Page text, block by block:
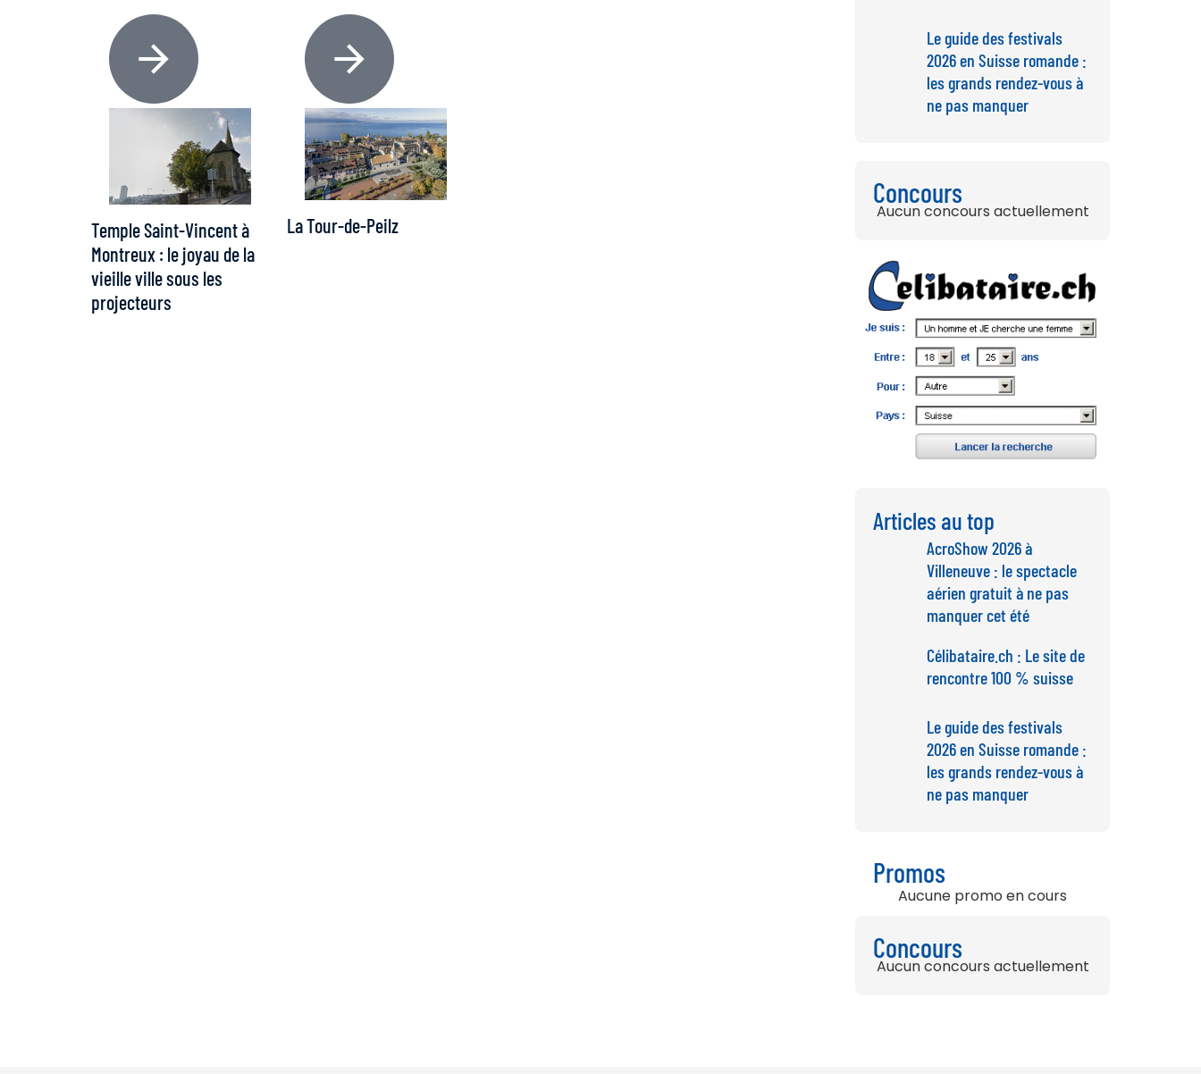
Temple Saint-Vincent à
Montreux : le joyau de la
vieille ville sous les
projecteurs
La Tour-de-Peilz
Le guide des festivals
2026 en Suisse romande :
les grands rendez-vous à
ne pas manquer
Concours
Aucun concours actuellement
Articles au top
AcroShow 2026 à
Villeneuve : le spectacle
aérien gratuit à ne pas
manquer cet été
Célibataire.ch : Le site de
rencontre 100 % suisse
Le guide des festivals
2026 en Suisse romande :
les grands rendez-vous à
ne pas manquer
Promos
Aucune promo en cours
Concours
Aucun concours actuellement